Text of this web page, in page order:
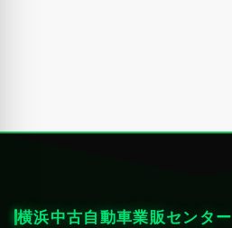
横浜中古自動車業販センター